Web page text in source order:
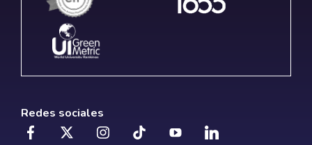
Redes sociales